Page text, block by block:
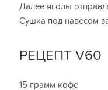
Далее ягоды
Сушка под навесом
РЕЦЕПТ V60
15 грамм кофе